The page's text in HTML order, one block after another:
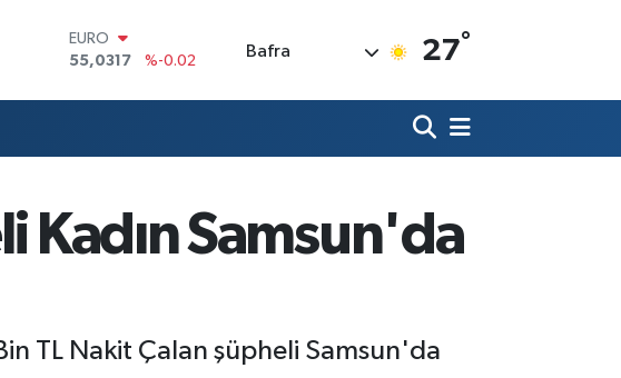
STERLİN
64,2463
%0.07
DOLAR
47,7143
%0.16
Bafra 27°
Kadın Samsun'da
TL Nakit Çalan şüpheli Samsun'da